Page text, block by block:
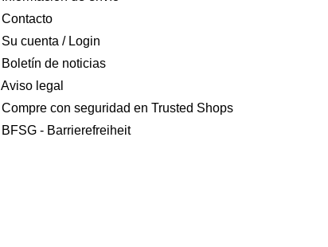
Contacto
Su cuenta / Login
Boletín de noticias
Aviso legal
Compre con seguridad en Trusted Shops
BFSG - Barrierefreiheit